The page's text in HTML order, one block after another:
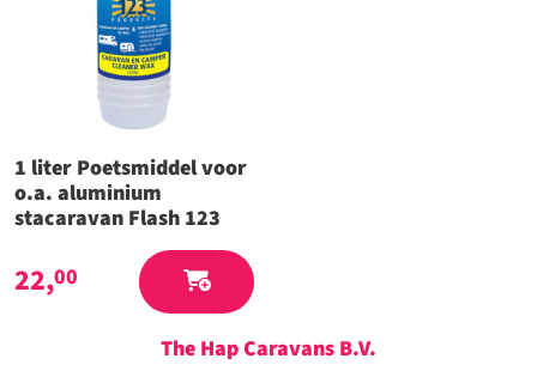
1 liter Poetsmiddel voor
o.a. aluminium
stacaravan Flash 123
22,00
The Hap Caravans B.V.